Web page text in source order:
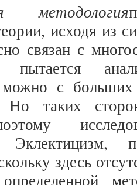
методология
исходя из
связан с
можно с
Но таких
здесь